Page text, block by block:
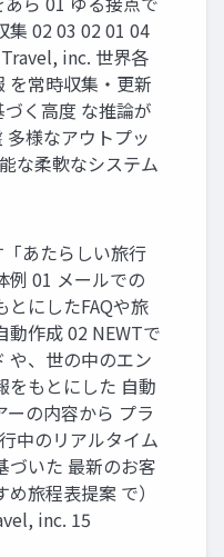
02 03 02 01 04
inc. 世界各
を常時収集‧更新
く⾼度 な推論が
多様なアウトプッ
な柔軟なシステム
あたらしい旅⾏
例 01 メールでの
とにしたFAQや旅
動作成 02 NEWTで
や、世の中のエン
をもとにした ⾃動
ーの内容から プラ
中のリアルタイム
づいた 最新のお客
旅程表提案 で）
inc. 15